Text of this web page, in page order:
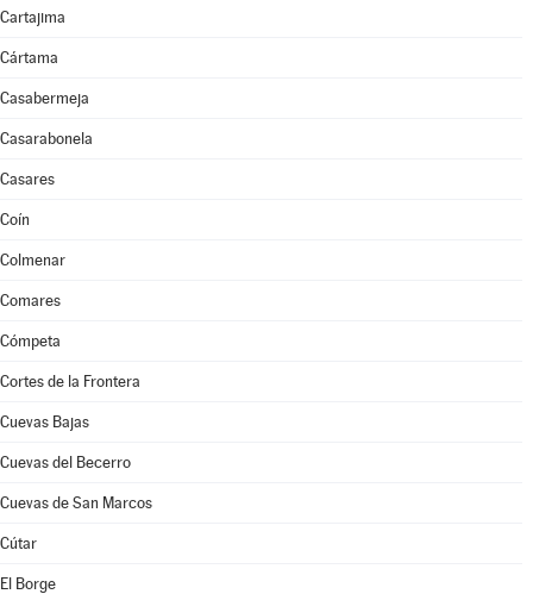
Cartajima
Cártama
Casabermeja
Casarabonela
Casares
Coín
Colmenar
Comares
Cómpeta
Cortes de la Frontera
Cuevas Bajas
Cuevas del Becerro
Cuevas de San Marcos
Cútar
El Borge